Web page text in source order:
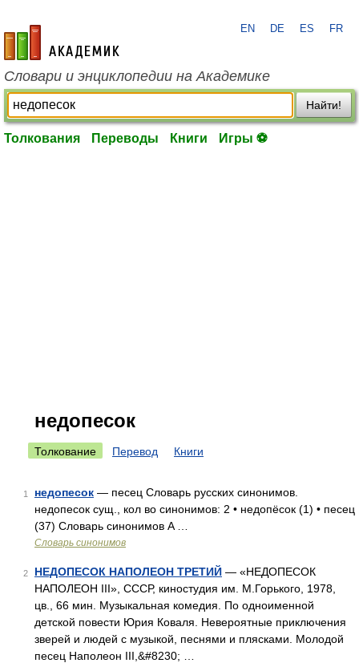
academic.ru
EN DE ES FR
Словари и энциклопедии на Академике
Найти!
Толкования Переводы Книги Игры ⚽
недопесок
Толкование Перевод Книги
1 недопесок — песец Словарь русских синонимов.
недопесок сущ., кол во синонимов: 2 • недопёсок (1) • песец
(37) Словарь синонимов A …
Словарь синонимов
2 НЕДОПЕСОК НАПОЛЕОН ТРЕТИЙ — «НЕДОПЕСОК
НАПОЛЕОН III», СССР, киностудия им. М.Горького, 1978,
цв., 66 мин. Музыкальная комедия. По одноименной
детской повести Юрия Коваля. Невероятные приключения
зверей и людей с музыкой, песнями и плясками. Молодой
песец Наполеон III,&#8230; …